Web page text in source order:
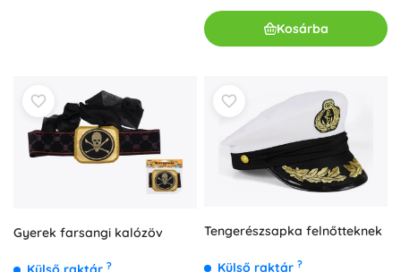
Kosárba
Gyerek farsangi kalózöv
?
Tengerészsapka felnőtteknek
Külső raktár ?